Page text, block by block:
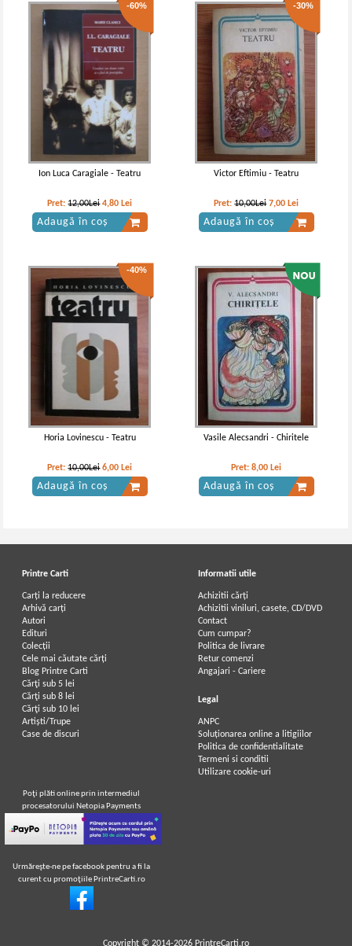
-60%
Ion Luca Caragiale - Teatru
Pret:12,00Lei 4,80 Lei
Adaugă în coș
-30%
Victor Eftimiu - Teatru
Pret:10,00Lei 7,00 Lei
Adaugă în coș
-40%
Horia Lovinescu - Teatru
Pret:10,00Lei 6,00 Lei
Adaugă în coș
Vasile Alecsandri - Chiritele
Pret:8,00 Lei
Adaugă în coș
Printre Carti
Carți la reducere
Arhivă carți
Autori
Edituri
Colecții
Cele mai căutate cărți
Blog Printre Carti
Cărţi sub 5 lei
Cărţi sub 8 lei
Cărţi sub 10 lei
Artiști/Trupe
Case de discuri
Informatii utile
Achizitii cărți
Achizitii viniluri, casete, CD/DVD
Contact
Cum cumpar?
Politica de livrare
Retur comenzi
Angajari - Cariere
Legal
ANPC
Soluționarea online a litigiilor
Politica de confidentialitate
Termeni si conditii
Utilizare cookie-uri
Poţi plăti online prin intermediul
procesatorului Netopia Payments
Urmăreşte-ne pe facebook pentru a fi la
curent cu promoţiile PrintreCarti.ro
Copyright © 2014-2026 PrintreCarti.ro